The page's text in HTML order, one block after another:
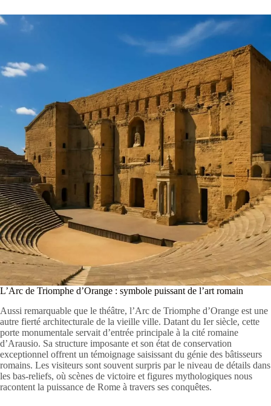
L’Arc de Triomphe d’Orange : symbole puissant de l’art romain
Aussi remarquable que le théâtre, l’Arc de Triomphe d’Orange est une
autre fierté architecturale de la vieille ville. Datant du Ier siècle, cette
porte monumentale servait d’entrée principale à la cité romaine
d’Arausio. Sa structure imposante et son état de conservation
exceptionnel offrent un témoignage saisissant du génie des bâtisseurs
romains. Les visiteurs sont souvent surpris par le niveau de détails dans
les bas-reliefs, où scènes de victoire et figures mythologiques nous
racontent la puissance de Rome à travers ses conquêtes.